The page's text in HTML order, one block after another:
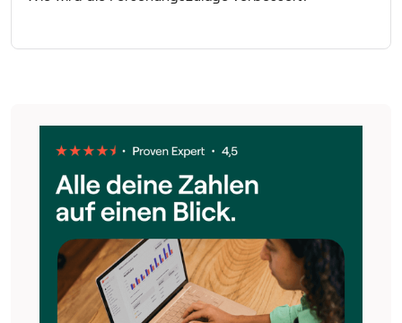
Die maximale Förderhöhe wird auf 12 Millionen Euro